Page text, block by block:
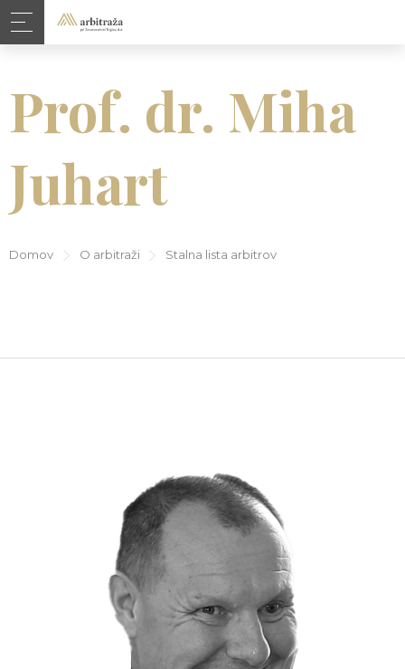
Prof. dr. Miha
Juhart
Domov O arbitraži Stalna lista arbitrov